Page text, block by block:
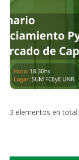
3 elementos en total: